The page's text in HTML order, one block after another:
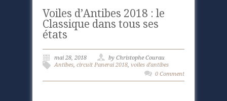
Voiles d’Antibes 2018 : le
Classique dans tous ses
états
mai 28, 2018
by Christophe Courau
Antibes, circuit Panerai 2018, voiles d'antibes
0 Comment